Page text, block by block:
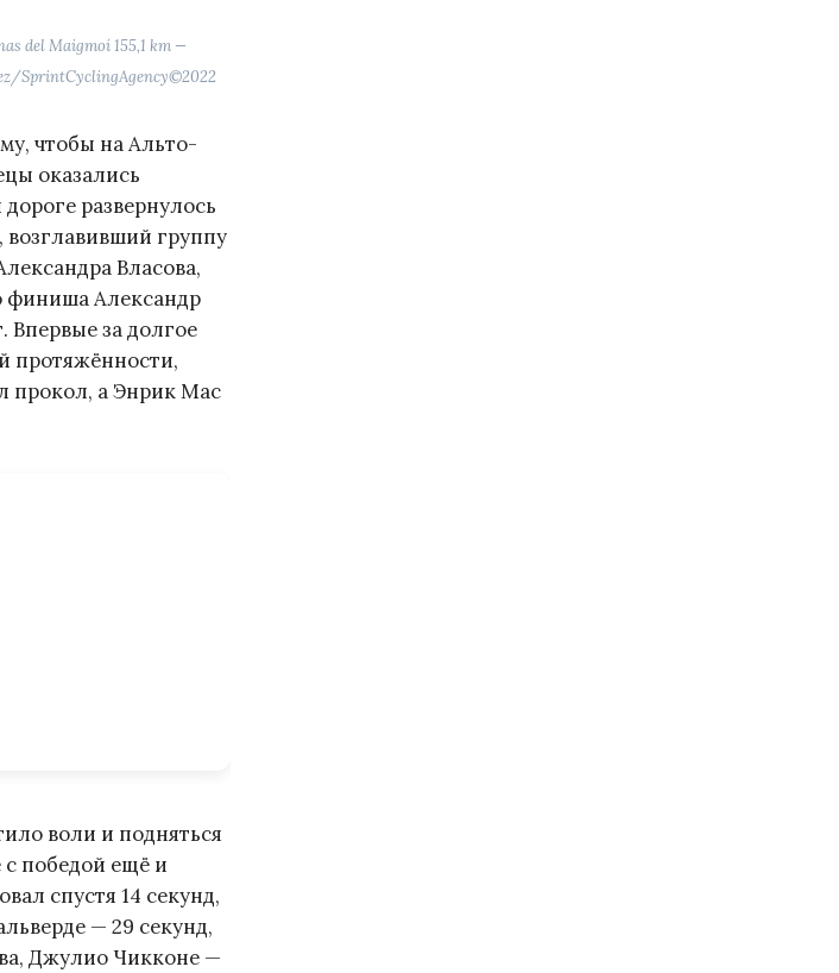
del Maigmoí 155,1 km —
SprintCyclingAgency©2022
чтобы на Альто-
оказались
развернулось
возглавивший группу
Власова,
финиша Александр
Впервые за долгое
протяжённости,
прокол, а Энрик Мас
воли и подняться
с победой ещё и
спустя 14 секунд,
— 29 секунд,
Джулио Чикконе —